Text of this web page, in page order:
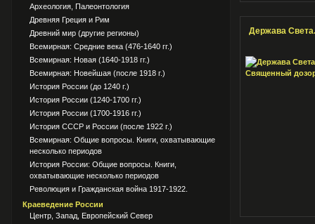
Археология, Палеонтология
Древняя Греция и Рим
Древний мир (другие регионы)
Всемирная: Средние века (476-1640 гг.)
Всемирная: Новая (1640-1918 гг.)
Всемирная: Новейшая (после 1918 г.)
История России (до 1240 г.)
История России (1240-1700 гг.)
История России (1700-1916 гг.)
История СССР и России (после 1922 г.)
Всемирная: Общие вопросы. Книги, охватывающие
несколько периодов
История России: Общие вопросы. Книги,
охватывающие несколько периодов
Революция и Гражданская война 1917-1922.
Краеведение России
Центр, Запад, Европейский Север
Держава